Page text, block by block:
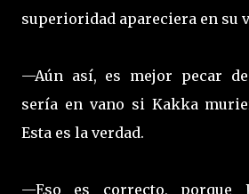
superioridad apareciera en su
—Aún así, es mejor pecar
sería en vano si Kakka
Esta es la verdad.
—Eso es correcto, porque